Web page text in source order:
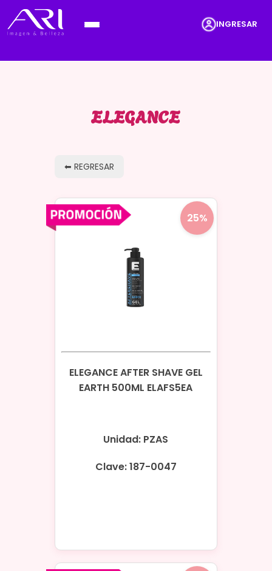
INGRESAR
ELEGANCE
⬅ REGRESAR
25%
ELEGANCE AFTER SHAVE GEL
EARTH 500ML ELAFS5EA
Unidad: PZAS
Clave: 187-0047